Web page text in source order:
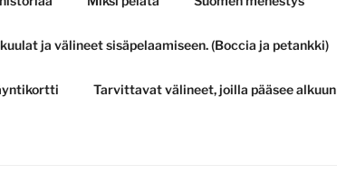
ja välineet sisäpelaamiseen. (Boccia ja petankki)
Tarvittavat välineet, joilla pääsee alkuun